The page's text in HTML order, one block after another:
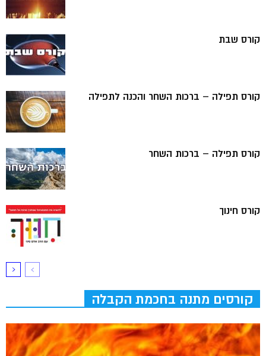
קורס שבת
קורס תפילה – ברכות השחר והכנה לתפילה
קורס תפילה – ברכות השחר
קורס חינוך
קורסים מתנה בחכמת הקבלה